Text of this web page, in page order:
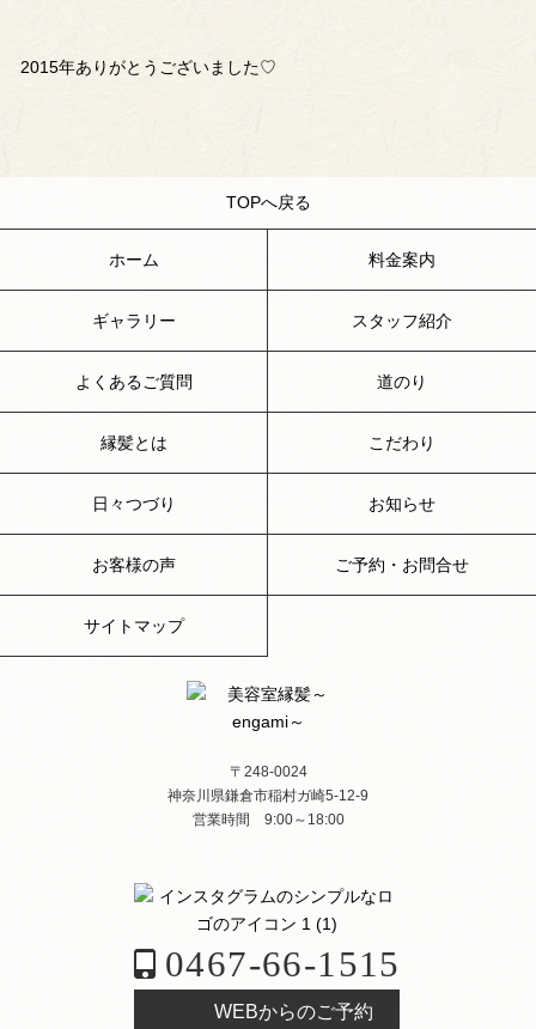
2015年ありがとうございました♡
TOPへ戻る
ホーム 料金案内
ギャラリー スタッフ紹介
よくあるご質問 道のり
縁髪とは こだわり
日々つづり お知らせ
お客様の声 ご予約・お問合せ
サイトマップ
〒248-0024
神奈川県鎌倉市稲村ガ崎5-12-9
営業時間 9:00～18:00
0467-66-1515
WEBからのご予約